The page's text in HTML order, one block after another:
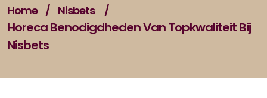
Home / Nisbets /
Horeca Benodigdheden Van Topkwaliteit Bij
Nisbets